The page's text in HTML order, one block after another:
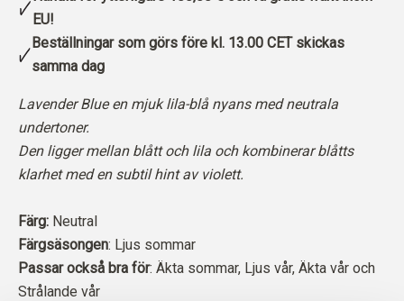
EU!
Beställningar som görs före kl. 13.00 CET skickas
samma dag
Lavender Blue en mjuk lila-blå nyans med neutrala
undertoner.
Den ligger mellan blått och lila och kombinerar blåtts
klarhet med en subtil hint av violett.
Färg: Neutral
Färgsäsongen: Ljus sommar
Passar också bra för: Äkta sommar, Ljus vår, Äkta vår och
Strålande vår